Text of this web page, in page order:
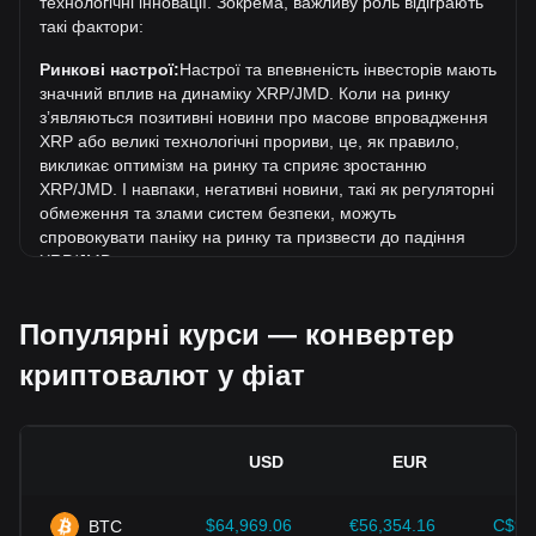
За останні 7 днів обмінний курс XRP (XRP) знизився на
3.16%. За останній місяць обмінний курс XRP (XRP)
знизився на 4.15% щодо наступної валюти: Ямайський
долар (JMD).
такі фактори:
Ринкові настрої:Настрої та впевненість інвесторів мають
значний вплив на динаміку XRP/JMD. Коли на ринку
зʼявляються позитивні новини про масове впровадження
XRP або великі технологічні прориви, це, як правило,
викликає оптимізм на ринку та сприяє зростанню
XRP/JMD. І навпаки, негативні новини, такі як регуляторні
обмеження та злами систем безпеки, можуть
спровокувати паніку на ринку та призвести до падіння
XRP/JMD.
регуляція, що стосуються криптовалют, мають
безпосередній вплив на їх масове впровадження, що, в
свою чергу, визначає їхню вартість відносно традиційних
навпаки, незрозуміла або надто сувора регуляторна
спричинити падіння їхньої вартості.
Популярні курси — конвертер
криптовалют у фіат
USD EUR
BTC $64,969.06 €56,354.16